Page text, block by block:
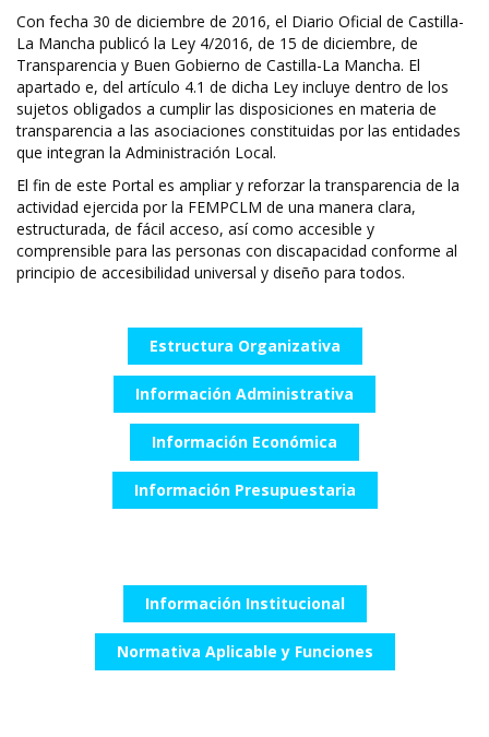
Con fecha 30 de diciembre de 2016, el Diario Oficial de Castilla-
La Mancha publicó la Ley 4/2016, de 15 de diciembre, de
Transparencia y Buen Gobierno de Castilla-La Mancha. El
apartado e, del artículo 4.1 de dicha Ley incluye dentro de los
sujetos obligados a cumplir las disposiciones en materia de
transparencia a las asociaciones constituidas por las entidades
que integran la Administración Local.
El fin de este Portal es ampliar y reforzar la transparencia de la
actividad ejercida por la FEMPCLM de una manera clara,
estructurada, de fácil acceso, así como accesible y
comprensible para las personas con discapacidad conforme al
principio de accesibilidad universal y diseño para todos.
Estructura Organizativa
Información Administrativa
Información Económica
Información Presupuestaria
Información Institucional
Normativa Aplicable y Funciones